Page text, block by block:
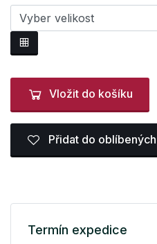
Vložit do košíku
Přidat do oblíbených
Termín expedice